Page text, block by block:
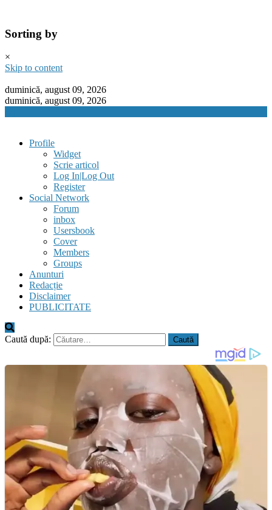
Sorting by
×
Skip to content
duminică, august 09, 2026
duminică, august 09, 2026
Profile
Widget
Scrie articol
Log In|Log Out
Register
Social Network
Forum
inbox
Usersbook
Cover
Members
Groups
Anunturi
Redacție
Disclaimer
PUBLICITATE
Caută după: